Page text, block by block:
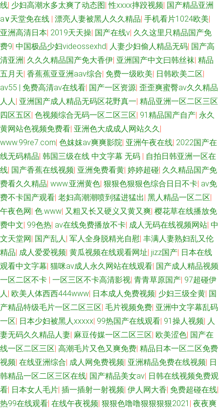
线| 少妇高潮水多太爽了动态图|性xxxx摔跤视频| 国产精品亚洲
а∨天堂免在线 | 漂亮人妻被黑人久久精品| 手机看片1024欧美|
亚洲高清日本| 2019天天操| 国产在线v| 久久这里只精品国产免
费9| 中国极品少妇videossexhd| 人妻少妇偷人精品无码| 国产高
清亚洲 | 久久久精品国产免大香伊| 亚洲国产中文曰韩丝袜| 精品
五月天| 香蕉蕉亚亚洲aav综合| 免费一级欧美| 日韩欧美二区|
av55 | 免费高清av在线看| 国产一区资源| 歪歪爽蜜臀av久久精品
人人| 亚洲国产成人精品无码区花野真一| 精品亚洲一区二区三区
四区五区| 色视频综合无码一区二区三区| 91精品国产自产| 永久
黄网站色视频免费看| 亚洲色大成成人网站久久|
www.99re7.com| 色妺妺av爽爽影院| 亚洲午夜在线| 2022国产在
线无码精品| 韩国三级在线 中文字幕 无码 | 自拍日韩亚洲一区在
线| 国产香蕉在线视频| 亚洲免费看黄| 婷婷超碰| 久久精品国产免
费看久久精品| www.亚洲黄色| 狠狠色狠狠色综合日日不卡| av免
费不卡国产观看| 老妇高潮潮喷到猛进猛出| 黑人精品一区二区|
午夜色网| 色.www| 又粗又长又硬义又黄又爽| 樱花草在线播放免
费中文| 99色热| av在线免费播放不卡| 成人无码在线视频网站| 中
文天堂网| 国产乱人| 军人全身脱精光自慰| 丰满人妻熟妇乱又伦
精品| 成人爱爱视频| 黄瓜视频在线观看网址| jizz国产| 日本在线
观看中文字幕| 猫咪av成人永久网站在线观看| 国产成人精品视频
一区二区不卡 | 一区三区不卡高清影视| 青青草原国产| 97超碰伊
人| 欧美人体西西444www| 日本成人免费视频| 少妇三级全黄| 国
产精品特级毛片一区二区三区| 毛片视频免费| 亚洲中文字幕乱码
一区| 日本少妇被黑人xxxxx| 99热国产在线观看| 91操人视频| 人
妻无码久久精品人妻| 麻豆传媒一区二区三区| 欧美涩色| 国产在
线一区二区三区| 高潮毛片又色又爽免费| 精品日本一区二区免费
视频| 在线亚洲综合| 成人网免费视频| 亚洲精品免费在线视频| 日
韩精品一区二区三区在线| 国产精品美女av| 日韩在线视频免费观
看| 日本女人毛片| 插一插射一射视频| 伊人网大香| 免费超碰在线|
热99在线观看| 在线午夜视频| 狠狠色噜噜狠狠狠狠2021 | 夜夜爽